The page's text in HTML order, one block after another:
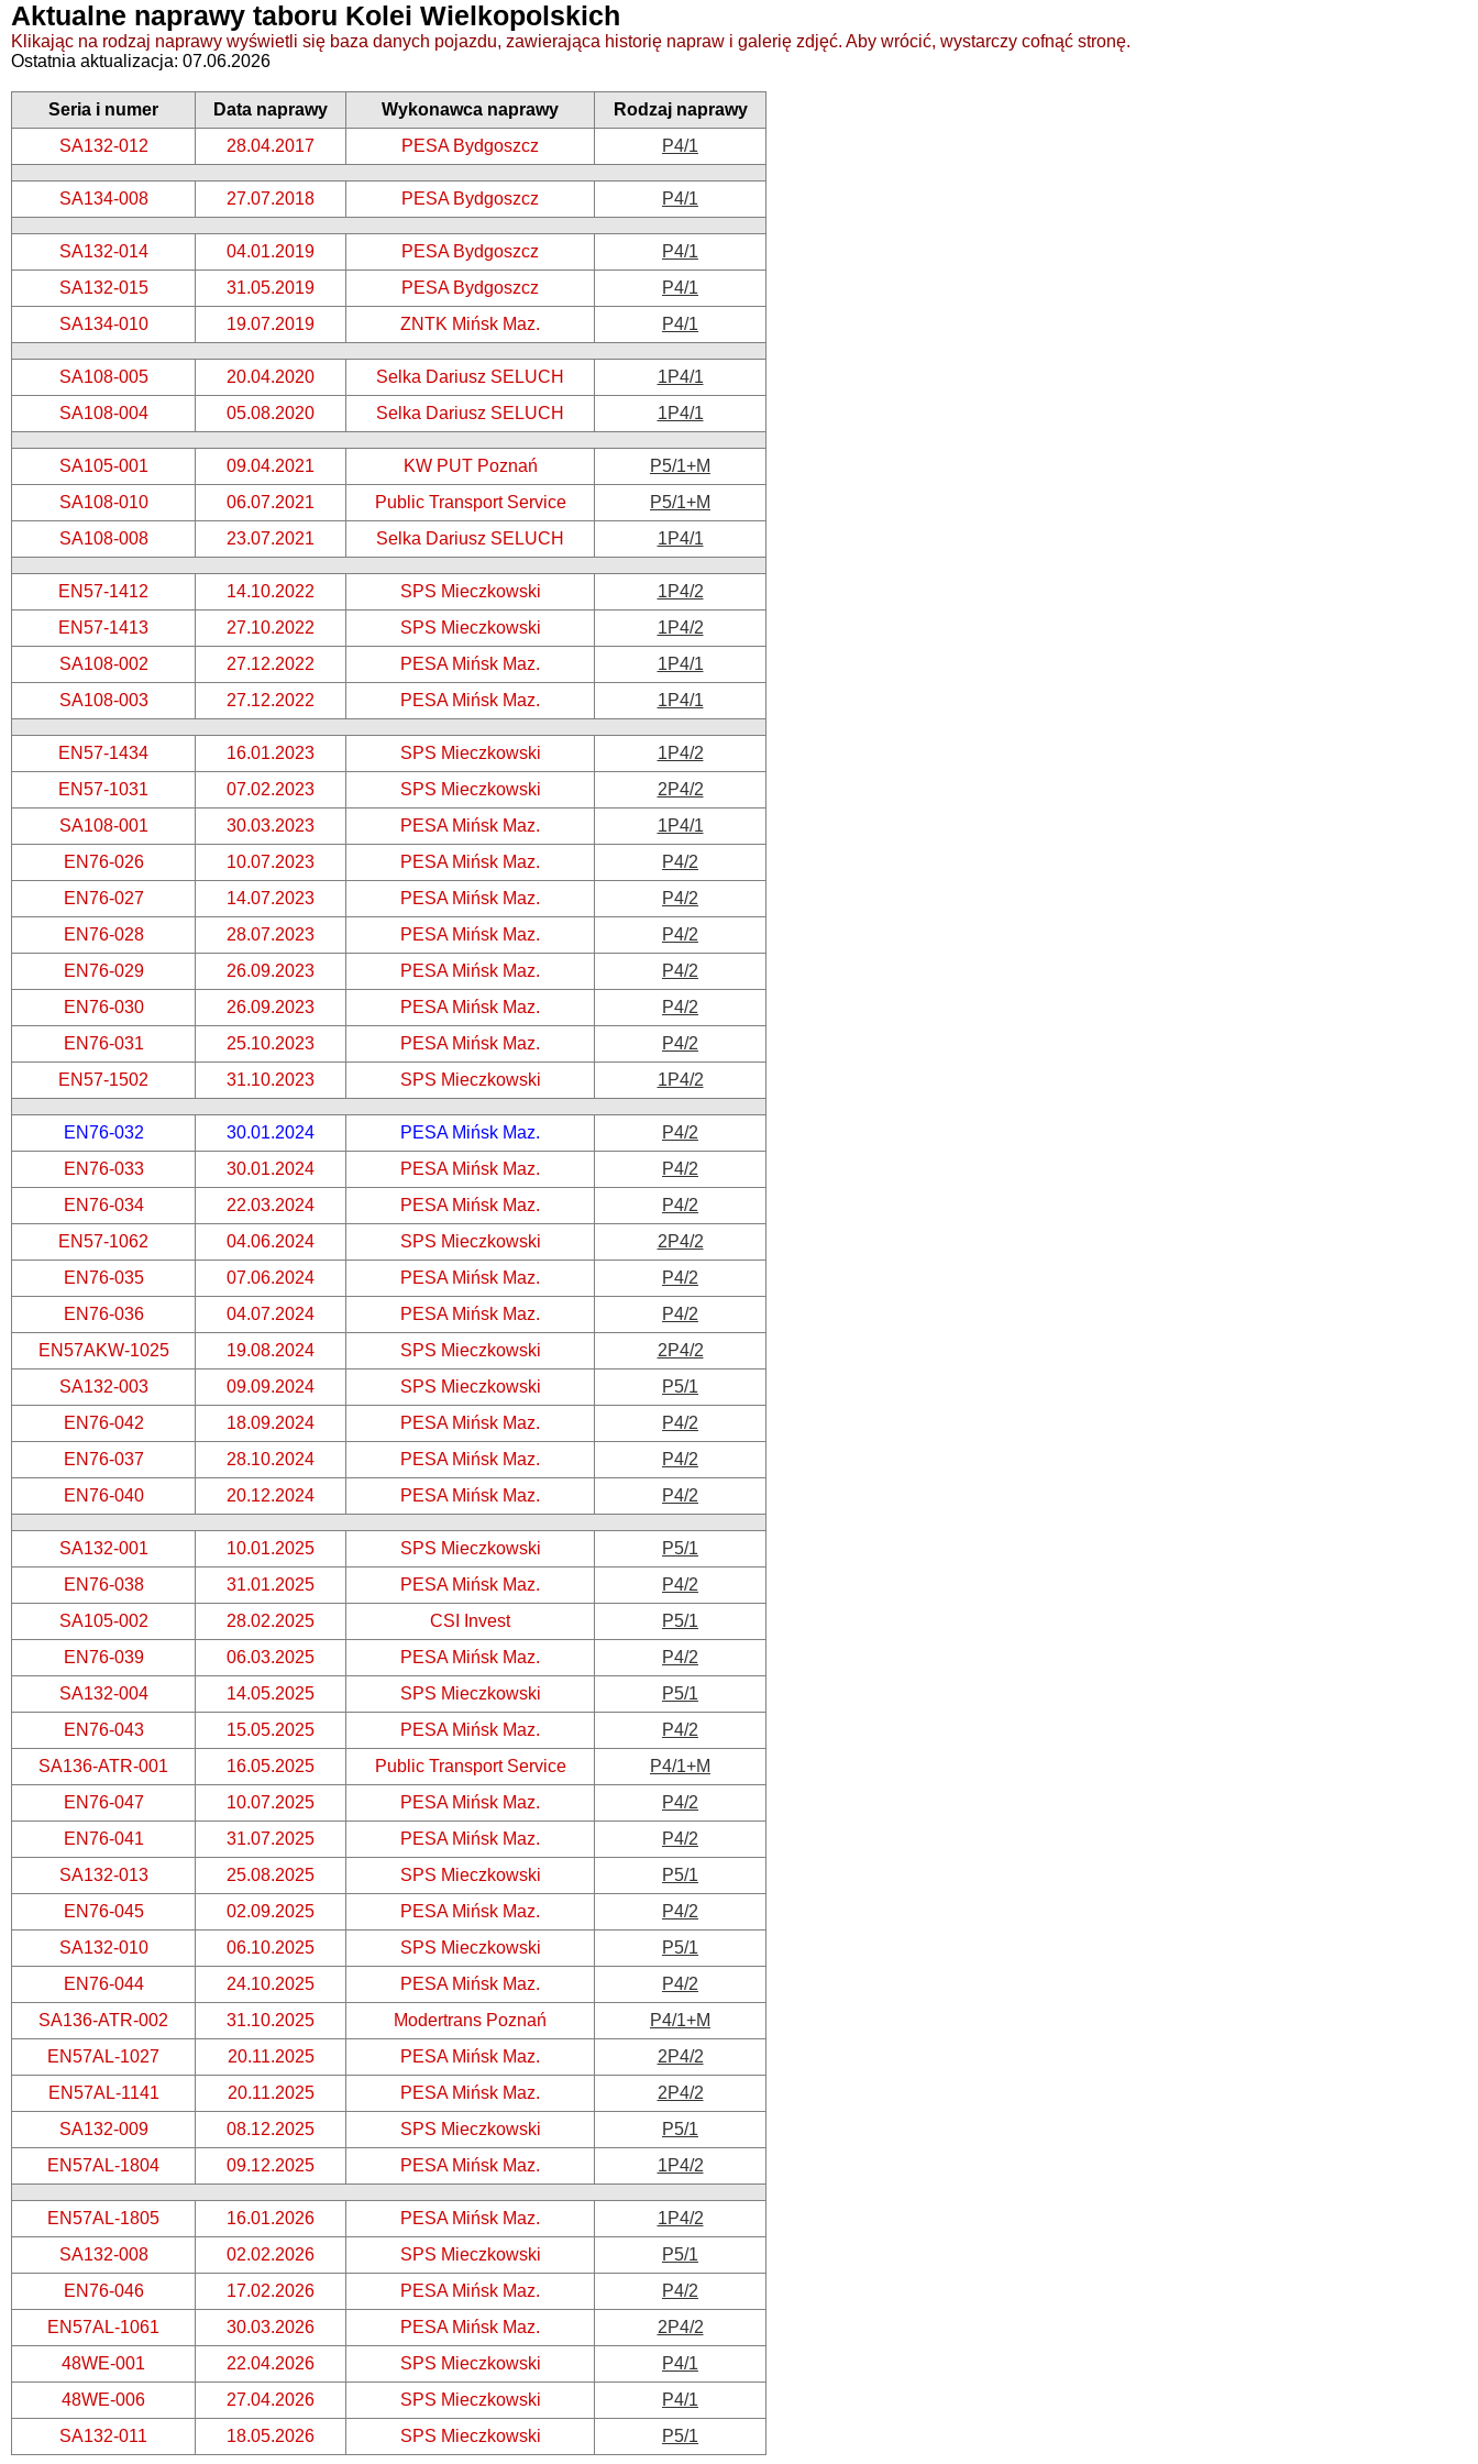
Aktualne naprawy taboru Kolei Wielkopolskich
Klikając na rodzaj naprawy wyświetli się baza danych pojazdu, zawierająca historię napraw i galerię zdjęć. Aby wrócić, wystarczy cofnąć stronę.
Ostatnia aktualizacja: 07.06.2026
Seria i numer Data naprawy Wykonawca naprawy
Rodzaj naprawy
SA132-012
28.04.2017 PESA Bydgoszcz P4/1
SA134-008 27.07.2018 PESA Bydgoszcz P4/1
SA132-014 04.01.2019 PESA Bydgoszcz
P4/1
SA132-015
31.05.2019 PESA Bydgoszcz
P4/1
SA134-010
19.07.2019 ZNTK Mińsk Maz. P4/1
SA108-005 20.04.2020 Selka Dariusz SELUCH
1P4/1
SA108-004
05.08.2020 Selka Dariusz SELUCH 1P4/1
SA105-001 09.04.2021 KW PUT Poznań
P5/1+M
SA108-010
06.07.2021 Public Transport Service
P5/1+M
SA108-008
23.07.2021 Selka Dariusz SELUCH 1P4/1
EN57-1412 14.10.2022 SPS Mieczkowski
1P4/2
EN57-1413
27.10.2022 SPS Mieczkowski
1P4/2
SA108-002
27.12.2022 PESA Mińsk Maz.
1P4/1
SA108-003
27.12.2022 PESA Mińsk Maz. 1P4/1
EN57-1434 16.01.2023 SPS Mieczkowski
1P4/2
EN57-1031
07.02.2023 SPS Mieczkowski
2P4/2
SA108-001
30.03.2023 PESA Mińsk Maz.
1P4/1
EN76-026
10.07.2023 PESA Mińsk Maz.
P4/2
EN76-027
14.07.2023 PESA Mińsk Maz.
P4/2
EN76-028
28.07.2023 PESA Mińsk Maz.
P4/2
EN76-029
26.09.2023 PESA Mińsk Maz.
P4/2
EN76-030
26.09.2023 PESA Mińsk Maz.
P4/2
EN76-031
25.10.2023 PESA Mińsk Maz.
P4/2
EN57-1502
31.10.2023 SPS Mieczkowski 1P4/2
EN76-032 30.01.2024 PESA Mińsk Maz.
P4/2
EN76-033
30.01.2024 PESA Mińsk Maz.
P4/2
EN76-034
22.03.2024 PESA Mińsk Maz.
P4/2
EN57-1062
04.06.2024 SPS Mieczkowski
2P4/2
EN76-035
07.06.2024 PESA Mińsk Maz.
P4/2
EN76-036
04.07.2024 PESA Mińsk Maz.
P4/2
EN57AKW-1025
19.08.2024 SPS Mieczkowski
2P4/2
SA132-003
09.09.2024 SPS Mieczkowski
P5/1
EN76-042
18.09.2024 PESA Mińsk Maz.
P4/2
EN76-037
28.10.2024 PESA Mińsk Maz.
P4/2
EN76-040
20.12.2024 PESA Mińsk Maz. P4/2
SA132-001 10.01.2025 SPS Mieczkowski
P5/1
EN76-038
31.01.2025 PESA Mińsk Maz.
P4/2
SA105-002
28.02.2025 CSI Invest
P5/1
EN76-039
06.03.2025 PESA Mińsk Maz.
P4/2
SA132-004
14.05.2025 SPS Mieczkowski
P5/1
EN76-043
15.05.2025 PESA Mińsk Maz.
P4/2
SA136-ATR-001
16.05.2025 Public Transport Service
P4/1+M
EN76-047
10.07.2025 PESA Mińsk Maz.
P4/2
EN76-041
31.07.2025 PESA Mińsk Maz.
P4/2
SA132-013
25.08.2025 SPS Mieczkowski
P5/1
EN76-045
02.09.2025 PESA Mińsk Maz.
P4/2
SA132-010
06.10.2025 SPS Mieczkowski
P5/1
EN76-044
24.10.2025 PESA Mińsk Maz.
P4/2
SA136-ATR-002
31.10.2025 Modertrans Poznań
P4/1+M
EN57AL-1027
20.11.2025 PESA Mińsk Maz.
2P4/2
EN57AL-1141
20.11.2025 PESA Mińsk Maz.
2P4/2
SA132-009
08.12.2025 SPS Mieczkowski
P5/1
EN57AL-1804
09.12.2025 PESA Mińsk Maz. 1P4/2
EN57AL-1805 16.01.2026 PESA Mińsk Maz.
1P4/2
SA132-008
02.02.2026 SPS Mieczkowski
P5/1
EN76-046
17.02.2026 PESA Mińsk Maz.
P4/2
EN57AL-1061
30.03.2026 PESA Mińsk Maz.
2P4/2
48WE-001
22.04.2026 SPS Mieczkowski
P4/1
48WE-006
27.04.2026 SPS Mieczkowski
P4/1
SA132-011
18.05.2026 SPS Mieczkowski P5/1